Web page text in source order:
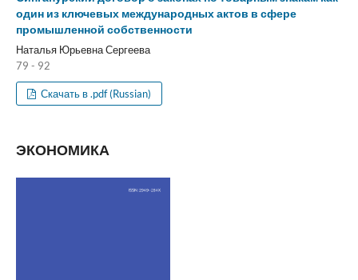
один из ключевых международных актов в сфере
промышленной собственности
Наталья Юрьевна Сергеева
79 - 92
Скачать в .pdf (Russian)
ЭКОНОМИКА